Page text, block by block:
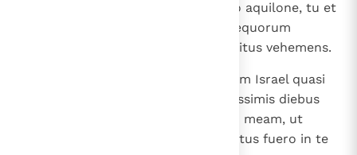
Et venies de loco tuo ab extremo aquilone, tu et
populi multi tecum, ascensores equorum
universi, coetus magnus et exercitus vehemens.
Et ascendes super populum meum Israel quasi
nubes, ut operias terram. In novissimis diebus
erit, et adducam te super terram meam, ut
sciant gentes me, cum sanctificatus fuero in te